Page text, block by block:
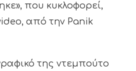
που κυκλοφορεί,
από την Panik
της ντεμπούτο